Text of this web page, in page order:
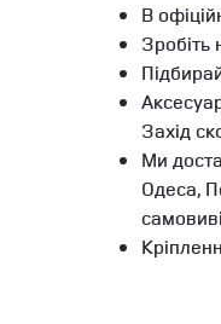
В
Зробіть
Захід
Ми
Одеса,